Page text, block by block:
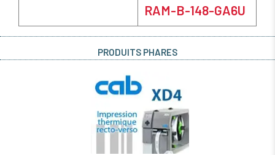
RAM-B-148-GA6U
PRODUITS PHARES